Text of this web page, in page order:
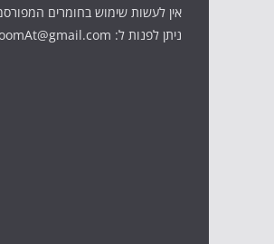
אין לעשות שימוש בחומרים
ניתן לפנות ל: Avihai.ZoomAt@gmail.com